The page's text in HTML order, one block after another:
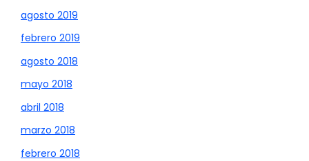
agosto 2019
febrero 2019
agosto 2018
mayo 2018
abril 2018
marzo 2018
febrero 2018